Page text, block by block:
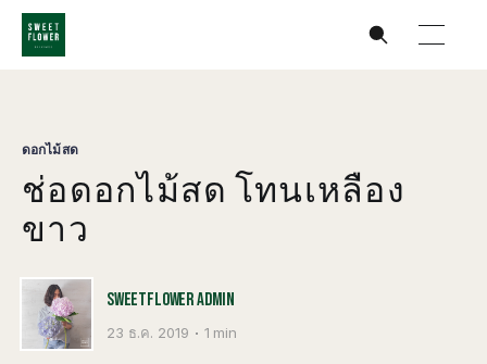
ดอกไม้สด
ช่อดอกไม้สด โทนเหลือง
ขาว
SWEETFLOWER ADMIN
23 ธ.ค. 2019 1 min